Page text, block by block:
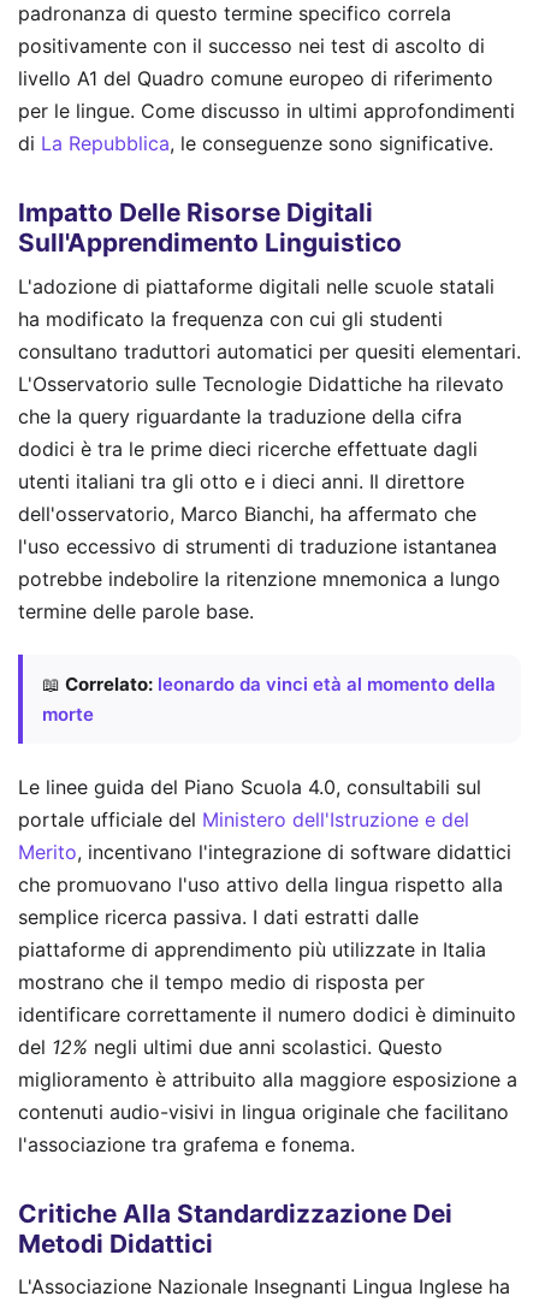
padronanza di questo termine specifico correla
positivamente con il successo nei test di ascolto di
livello A1 del Quadro comune europeo di riferimento
per le lingue. Come discusso in ultimi approfondimenti
di La Repubblica, le conseguenze sono significative.
Impatto Delle Risorse Digitali
Sull'Apprendimento Linguistico
L'adozione di piattaforme digitali nelle scuole statali
ha modificato la frequenza con cui gli studenti
consultano traduttori automatici per quesiti elementari.
L'Osservatorio sulle Tecnologie Didattiche ha rilevato
che la query riguardante la traduzione della cifra
dodici è tra le prime dieci ricerche effettuate dagli
utenti italiani tra gli otto e i dieci anni. Il direttore
dell'osservatorio, Marco Bianchi, ha affermato che
l'uso eccessivo di strumenti di traduzione istantanea
potrebbe indebolire la ritenzione mnemonica a lungo
termine delle parole base.
📖 Correlato: leonardo da vinci età al momento della
morte
Le linee guida del Piano Scuola 4.0, consultabili sul
portale ufficiale del Ministero dell'Istruzione e del
Merito, incentivano l'integrazione di software didattici
che promuovano l'uso attivo della lingua rispetto alla
semplice ricerca passiva. I dati estratti dalle
piattaforme di apprendimento più utilizzate in Italia
mostrano che il tempo medio di risposta per
identificare correttamente il numero dodici è diminuito
del 12% negli ultimi due anni scolastici. Questo
miglioramento è attribuito alla maggiore esposizione a
contenuti audio-visivi in lingua originale che facilitano
l'associazione tra grafema e fonema.
Critiche Alla Standardizzazione Dei
Metodi Didattici
L'Associazione Nazionale Insegnanti Lingua Inglese ha